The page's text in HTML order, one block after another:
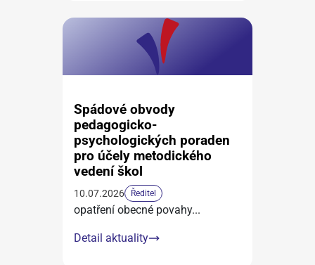
Spádové obvody
pedagogicko-
psychologických poraden
pro účely metodického
vedení škol
10.07.2026 Ředitel
opatření obecné povahy...
Detail aktuality